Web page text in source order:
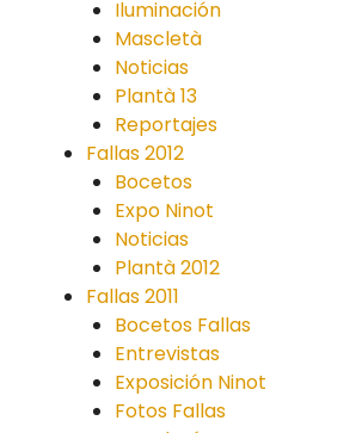
Iluminación
Mascletà
Noticias
Plantà 13
Reportajes
Fallas 2012
Bocetos
Expo Ninot
Noticias
Plantà 2012
Fallas 2011
Bocetos Fallas
Entrevistas
Exposición Ninot
Fotos Fallas